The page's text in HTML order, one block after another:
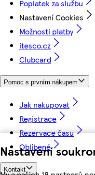
Nastavení
Poplatek za službu
Nastavení Cookies
Možnosti platby
itesco.cz
Clubcard
Pomoc s prvním nákupem
Jak nakupovat
Registrace
Rezervace času
Oblíbené
Kontakt